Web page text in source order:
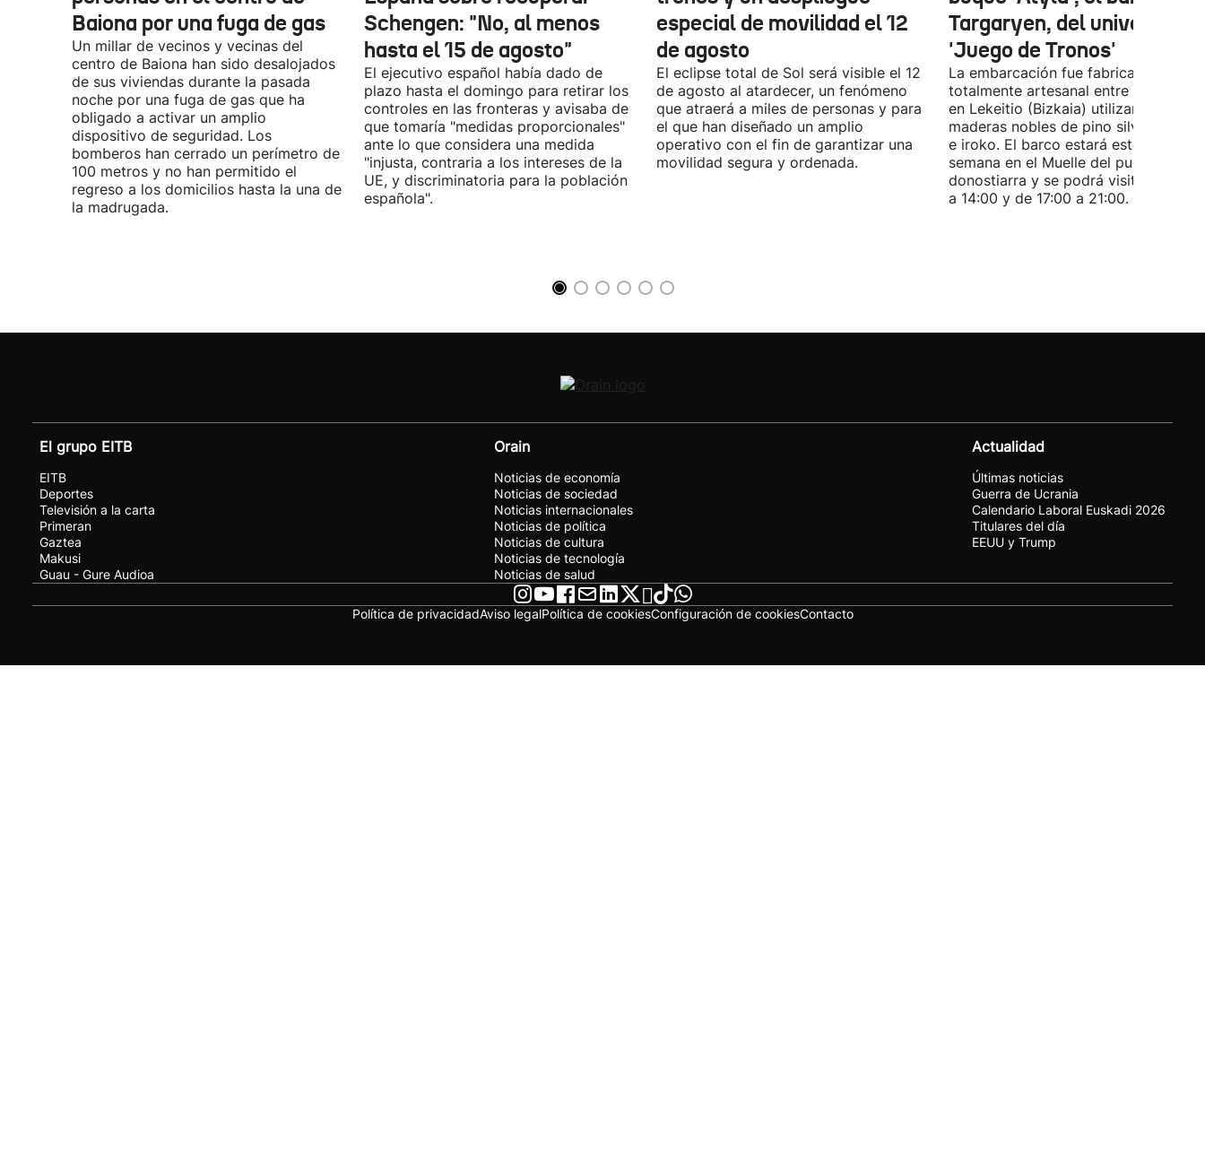
Baiona por una fuga de gas
Un millar de vecinos y vecinas del
centro de Baiona han sido desalojados
de sus viviendas durante la pasada
noche por una fuga de gas que ha
obligado a activar un amplio
dispositivo de seguridad. Los
bomberos han cerrado un perímetro de
100 metros y no han permitido el
regreso a los domicilios hasta la una de
la madrugada.
Schengen: "No, al menos
hasta el 15 de agosto"
El ejecutivo español había dado de
plazo hasta el domingo para retirar los
controles en las fronteras y avisaba de
que tomaría "medidas proporcionales"
ante lo que considera una medida
"injusta, contraria a los intereses de la
UE, y discriminatoria para la población
española".
especial de movilidad el 12
de agosto
El eclipse total de Sol será visible el 12
de agosto al atardecer, un fenómeno
que atraerá a miles de personas y para
el que han diseñado un amplio
operativo con el fin de garantizar una
movilidad segura y ordenada.
Targaryen, del universo de
'Juego de Tronos'
La embarcación fue fabricada de
totalmente artesanal entre 1980 y
en Lekeitio (Bizkaia) utilizando
maderas nobles de pino silvestre,
e iroko. El barco estará este fin de
semana en el Muelle del puerto
donostiarra y se podrá visitar de
a 14:00 y de 17:00 a 21:00.
El grupo EITB
EITB
Deportes
Televisión a la carta
Primeran
Gaztea
Makusi
Guau - Gure Audioa
Orain
Noticias de economía
Noticias de sociedad
Noticias internacionales
Noticias de política
Noticias de cultura
Noticias de tecnología
Noticias de salud
Actualidad
Últimas noticias
Guerra de Ucrania
Calendario Laboral Euskadi 2026
Titulares del día
EEUU y Trump
Política de privacidadAviso legalPolítica de cookiesConfiguración de cookiesContacto